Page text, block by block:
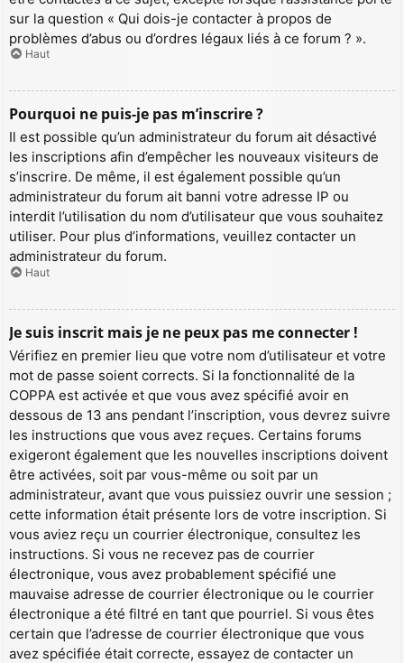
sur la question « Qui dois-je contacter à propos de
problèmes d’abus ou d’ordres légaux liés à ce forum ? ».
Haut
Pourquoi ne puis-je pas m’inscrire ?
Il est possible qu’un administrateur du forum ait désactivé
les inscriptions afin d’empêcher les nouveaux visiteurs de
s’inscrire. De même, il est également possible qu’un
administrateur du forum ait banni votre adresse IP ou
interdit l’utilisation du nom d’utilisateur que vous souhaitez
utiliser. Pour plus d’informations, veuillez contacter un
administrateur du forum.
Haut
Je suis inscrit mais je ne peux pas me connecter !
Vérifiez en premier lieu que votre nom d’utilisateur et votre
mot de passe soient corrects. Si la fonctionnalité de la
COPPA est activée et que vous avez spécifié avoir en
dessous de 13 ans pendant l’inscription, vous devrez suivre
les instructions que vous avez reçues. Certains forums
exigeront également que les nouvelles inscriptions doivent
être activées, soit par vous-même ou soit par un
administrateur, avant que vous puissiez ouvrir une session ;
cette information était présente lors de votre inscription. Si
vous aviez reçu un courrier électronique, consultez les
instructions. Si vous ne recevez pas de courrier
électronique, vous avez probablement spécifié une
mauvaise adresse de courrier électronique ou le courrier
électronique a été filtré en tant que pourriel. Si vous êtes
certain que l’adresse de courrier électronique que vous
avez spécifiée était correcte, essayez de contacter un